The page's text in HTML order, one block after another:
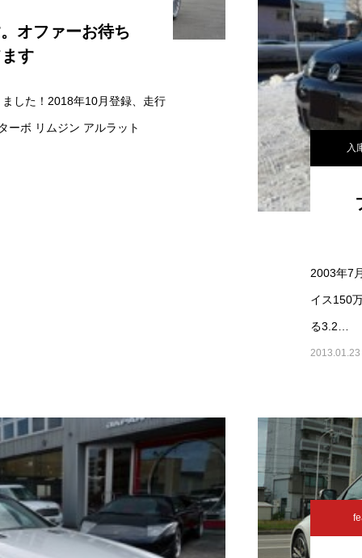
オファーお待ち
す
した！2018年10月登録、走行
ーボ リムジン アルラット
入
2003年7
イス150
る3.2…
2013.01.23